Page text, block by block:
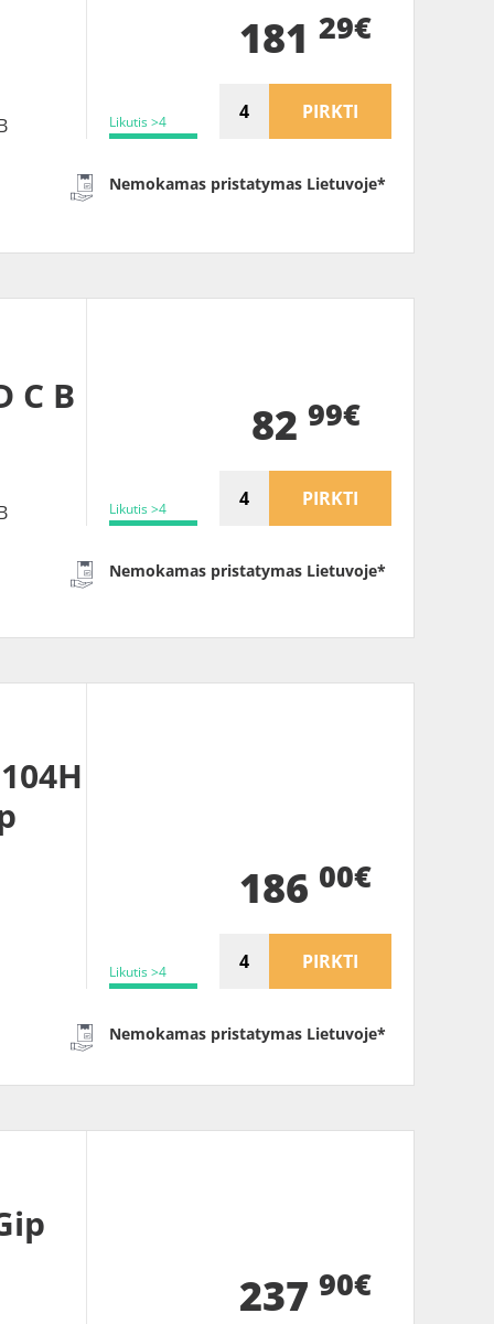
Likutis >4
181 29€
PIRKTI
Nemokamas pristatymas Lietuvoje*
C B
Likutis >4
82 99€
PIRKTI
Nemokamas pristatymas Lietuvoje*
Likutis >4
186 00€
PIRKTI
Nemokamas pristatymas Lietuvoje*
237 90€